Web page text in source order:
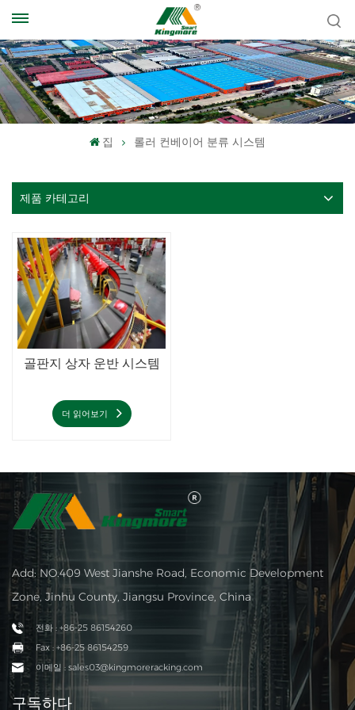
집 롤러 컨베이어 분류 시스템
제품 카테고리
골판지 상자 운반 시스템
더 읽어보기
Add: NO.409 West Jianshe Road, Economic Development
Zone, Jinhu County, Jiangsu Province, China
전화 : +86-25 86154260
Fax : +86-25 86154259
이메일 : sales03@kingmoreracking.com
구독하다